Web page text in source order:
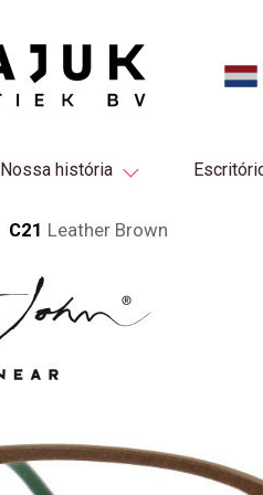
Nossa história
C21 Leather Brown